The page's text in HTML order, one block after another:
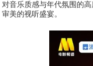
对音乐质感与年代氛围的
审美的视听盛宴。